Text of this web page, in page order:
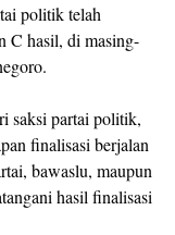
politik telah
C hasil, di masing-
saksi partai politik,
finalisasi berjalan
bawaslu, maupun
hasil finalisasi